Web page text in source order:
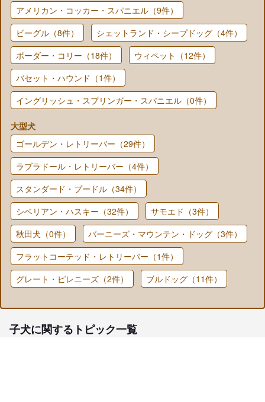
アメリカン・コッカー・スパニエル（9件）
ビーグル（8件）
シェットランド・シープドッグ（4件）
ボーダー・コリー（18件）
ウィペット（12件）
バセット・ハウンド（1件）
イングリッシュ・スプリンガー・スパニエル（0件）
大型犬
ゴールデン・レトリーバー（29件）
ラブラドール・レトリーバー（4件）
スタンダード・プードル（34件）
シベリアン・ハスキー（32件）
サモエド（3件）
秋田犬（0件）
バーニーズ・マウンテン・ドッグ（3件）
フラットコーテッド・レトリーバー（1件）
グレート・ピレニーズ（2件）
ブルドッグ（11件）
子犬に関するトピック一覧